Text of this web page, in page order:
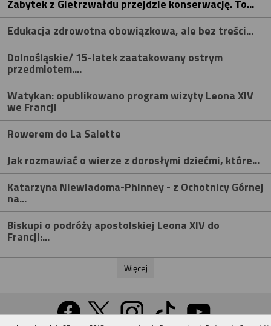
Zabytek z Gietrzwałdu przejdzie konserwację. To...
Edukacja zdrowotna obowiązkowa, ale bez treści...
Dolnośląskie/ 15-latek zaatakowany ostrym
przedmiotem....
Watykan: opublikowano program wizyty Leona XIV
we Francji
Rowerem do La Salette
Jak rozmawiać o wierze z dorosłymi dziećmi, które...
Katarzyna Niewiadoma-Phinney - z Ochotnicy Górnej
na...
Biskupi o podróży apostolskiej Leona XIV do
Francji:...
Więcej